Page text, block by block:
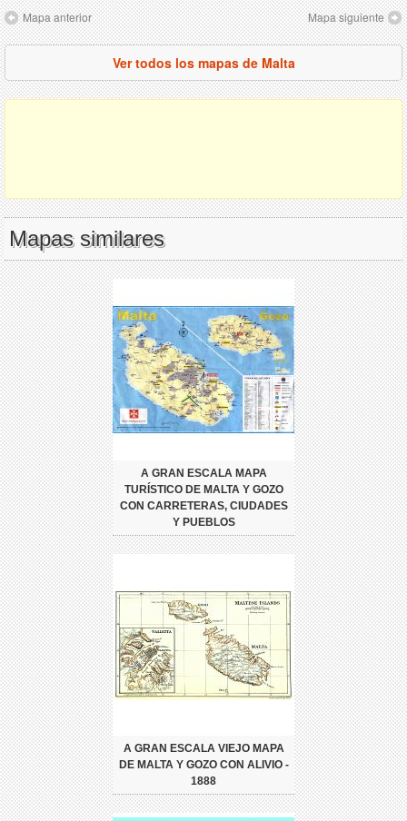
Mapa anterior Mapa siguiente
Ver todos los mapas de Malta
Mapas similares
A GRAN ESCALA MAPA
TURÍSTICO DE MALTA Y GOZO
CON CARRETERAS, CIUDADES
Y PUEBLOS
A GRAN ESCALA VIEJO MAPA
DE MALTA Y GOZO CON ALIVIO -
1888